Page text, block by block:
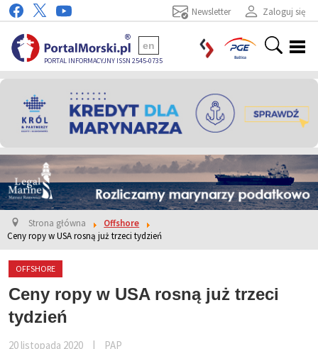
Zaloguj się
Newsletter
PORTAL INFORMACYJNY ISSN 2545-0735
en
Strona główna
Offshore
Ceny ropy w USA rosną już trzeci tydzień
OFFSHORE
Ceny ropy w USA rosną już trzeci
tydzień
20 listopada 2020 PAP